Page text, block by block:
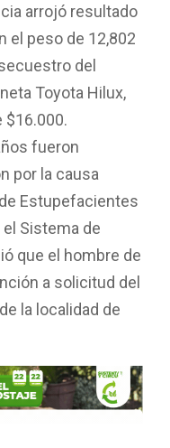
arrojó resultado
el peso de 12,802
del
Toyota Hilux,
$16.000.
fueron
por la causa
Estupefacientes
el Sistema de
que el hombre de
a solicitud del
la localidad de